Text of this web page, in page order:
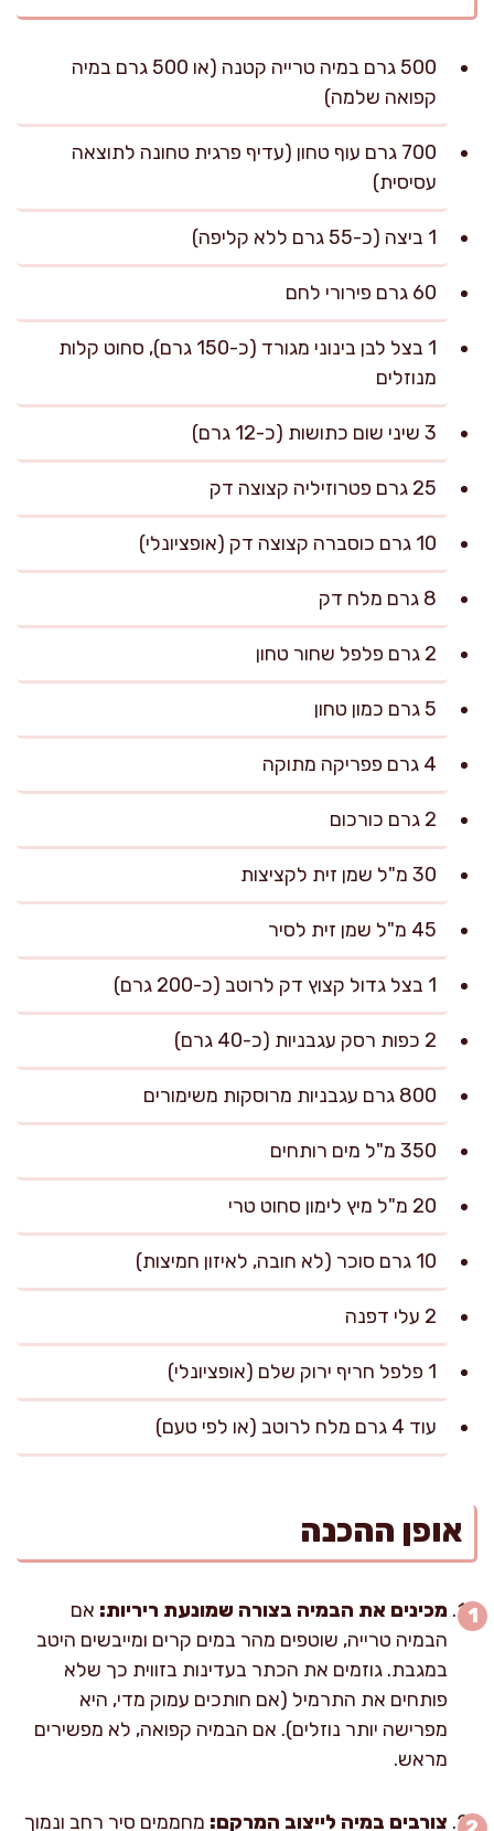
500 גרם במיה טרייה קטנה (או 500 גרם במיה
קפואה שלמה)
700 גרם עוף טחון (עדיף פרגית טחונה לתוצאה
עסיסית)
1 ביצה (כ-55 גרם ללא קליפה)
60 גרם פירורי לחם
1 בצל לבן בינוני מגורד (כ-150 גרם), סחוט קלות
מנוזלים
3 שיני שום כתושות (כ-12 גרם)
25 גרם פטרוזיליה קצוצה דק
10 גרם כוסברה קצוצה דק (אופציונלי)
8 גרם מלח דק
2 גרם פלפל שחור טחון
5 גרם כמון טחון
4 גרם פפריקה מתוקה
2 גרם כורכום
30 מ"ל שמן זית לקציצות
45 מ"ל שמן זית לסיר
1 בצל גדול קצוץ דק לרוטב (כ-200 גרם)
2 כפות רסק עגבניות (כ-40 גרם)
800 גרם עגבניות מרוסקות משימורים
350 מ"ל מים רותחים
20 מ"ל מיץ לימון סחוט טרי
10 גרם סוכר (לא חובה, לאיזון חמיצות)
2 עלי דפנה
1 פלפל חריף ירוק שלם (אופציונלי)
עוד 4 גרם מלח לרוטב (או לפי טעם)
אופן ההכנה
מכינים את הבמיה בצורה שמונעת ריריות: אם
הבמיה טרייה, שוטפים מהר במים קרים ומייבשים היטב
במגבת. גוזמים את הכתר בעדינות בזווית כך שלא
פותחים את התרמיל (אם חותכים עמוק מדי, היא
מפרישה יותר נוזלים). אם הבמיה קפואה, לא מפשירים
מראש.
צורבים במיה לייצוב המרקם: מחממים סיר רחב ונמוך